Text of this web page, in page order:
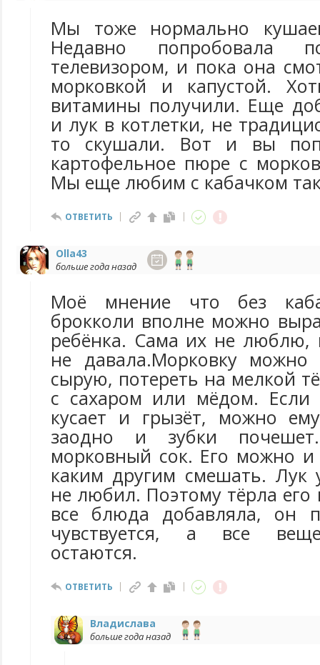
Мы тоже нормально
Недавно попробовала
телевизором, и пока она
морковкой и капустой.
витамины получили. Еще
и лук в котлетки, не
то скушали. Вот и вы
картофельное пюре с
Мы еще любим с кабачком
ОТВЕТИТЬ
Olla43
больше года назад
Моё мнение что без
брокколи вполне можно
ребёнка. Сама их не люблю,
не давала.Морковку
сырую, потереть на мелкой
с сахаром или мёдом. Если
кусает и грызёт, можно
заодно и зубки
морковный сок. Его можно
каким другим смешать.
не любил. Поэтому тёрла его
все блюда добавляла, он
чувствуется, а все
остаются.
ОТВЕТИТЬ
Владислава
больше года назад